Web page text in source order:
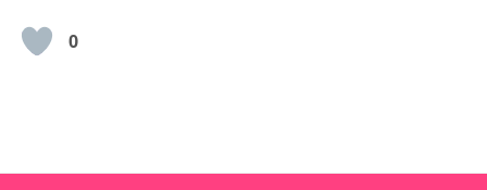
0